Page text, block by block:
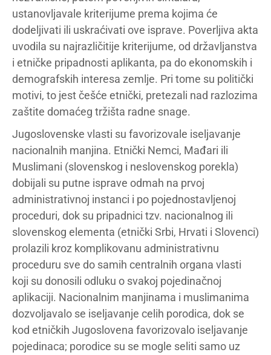
ustanovljavale kriterijume prema kojima će
dodeljivati ili uskraćivati ove isprave. Poverljiva akta
uvodila su najrazličitije kriterijume, od državljanstva
i etničke pripadnosti aplikanta, pa do ekonomskih i
demografskih interesa zemlje. Pri tome su politički
motivi, to jest češće etnički, pretezali nad razlozima
zaštite domaćeg tržišta radne snage.
Jugoslovenske vlasti su favorizovale iseljavanje
nacionalnih manjina. Etnički Nemci, Mađari ili
Muslimani (slovenskog i neslovenskog porekla)
dobijali su putne isprave odmah na prvoj
administrativnoj instanci i po pojednostavljenoj
proceduri, dok su pripadnici tzv. nacionalnog ili
slovenskog elementa (etnički Srbi, Hrvati i Slovenci)
prolazili kroz komplikovanu administrativnu
proceduru sve do samih centralnih organa vlasti
koji su donosili odluku o svakoj pojedinačnoj
aplikaciji. Nacionalnim manjinama i muslimanima
dozvoljavalo se iseljavanje celih porodica, dok se
kod etničkih Jugoslovena favorizovalo iseljavanje
pojedinaca; porodice su se mogle seliti samo uz